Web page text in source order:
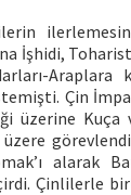
İşhidi,
Araplara
Çin
üzerine Kuça
alarak
Çinlilerle